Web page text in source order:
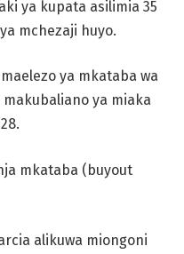
ya kupata asilimia 35
mchezaji huyo.
ya mkataba wa
ya miaka
mkataba (buyout
alikuwa miongoni